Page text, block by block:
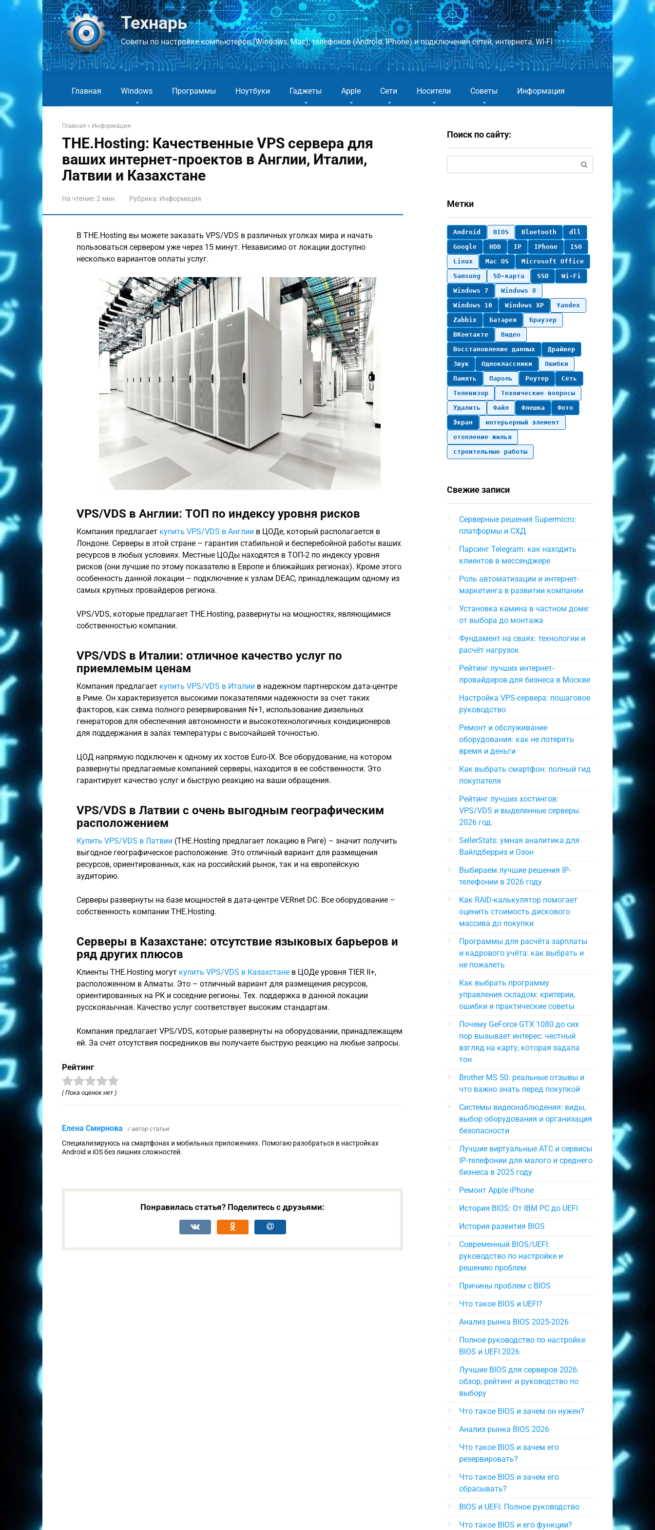
Перейти
Технарь
Советы по настройке компьютеров (Windows, Mac), телефонов (Android, IPhone) и подключения сетей, интернета, WI-FI
Главная Windows Программы Ноутбуки Гаджеты Apple Сети Носители Советы Информация
Главная » Информация
THE.Hosting: Качественные VPS сервера для
ваших интернет-проектов в Англии, Италии,
Латвии и Казахстане
На чтение:2 мин Рубрика: Информация
В THE.Hosting вы можете заказать VPS/VDS в различных уголках мира и начать
пользоваться сервером уже через 15 минут. Независимо от локации доступно
несколько вариантов оплаты услуг.
VPS/VDS в Англии: ТОП по индексу уровня рисков
Компания предлагает купить VPS/VDS в Англии в ЦОДе, который располагается в
Лондоне. Серверы в этой стране – гарантия стабильной и бесперебойной работы ваших
ресурсов в любых условиях. Местные ЦОДы находятся в ТОП-2 по индексу уровня
рисков (они лучшие по этому показателю в Европе и ближайших регионах). Кроме этого
особенность данной локации – подключение к узлам DEAC, принадлежащим одному из
самых крупных провайдеров региона.
VPS/VDS, которые предлагает THE.Hosting, развернуты на мощностях, являющимися
собственностью компании.
VPS/VDS в Италии: отличное качество услуг по
приемлемым ценам
Компания предлагает купить VPS/VDS в Италии в надежном партнерском дата-центре
в Риме. Он характеризуется высокими показателями надежности за счет таких
факторов, как схема полного резервирования N+1, использование дизельных
генераторов для обеспечения автономности и высокотехнологичных кондиционеров
для поддержания в залах температуры с высочайшей точностью.
ЦОД напрямую подключен к одному их хостов Euro-IX. Все оборудование, на котором
развернуты предлагаемые компанией серверы, находится в ее собственности. Это
гарантирует качество услуг и быструю реакцию на ваши обращения.
VPS/VDS в Латвии с очень выгодным географическим
расположением
Купить VPS/VDS в Латвии (THE.Hosting предлагает локацию в Риге) – значит получить
выгодное географическое расположение. Это отличный вариант для размещения
ресурсов, ориентированных, как на российский рынок, так и на европейскую
аудиторию.
Серверы развернуты на базе мощностей в дата-центре VERnet DC. Все оборудование –
собственность компании THE.Hosting.
Серверы в Казахстане: отсутствие языковых барьеров и
ряд других плюсов
Клиенты THE.Hosting могут купить VPS/VDS в Казахстане в ЦОДе уровня TIER II+,
расположенном в Алматы. Это – отличный вариант для размещения ресурсов,
ориентированных на РК и соседние регионы. Тех. поддержка в данной локации
русскоязычная. Качество услуг соответствует высоким стандартам.
Компания предлагает VPS/VDS, которые развернуты на оборудовании, принадлежащем
ей. За счет отсутствия посредников вы получаете быструю реакцию на любые запросы.
Рейтинг
( Пока оценок нет )
Елена Смирнова / автор статьи
Специализируюсь на смартфонах и мобильных приложениях. Помогаю разобраться в настройках
Android и iOS без лишних сложностей.
Понравилась статья? Поделитесь с друзьями:
Поиск по сайту:
Метки
Android BIOS Bluetooth
dll
Google
HDD IP IPhone
ISO
Linux
Mac OS
Microsoft Office
Samsung
SD-карта SSD
Wi-Fi
Windows 7
Windows 8
Windows 10
Windows XP
Yandex
Zabbix
Батарея
Браузер
ВКонтакте
Видео
Восстановление данных
Драйвер
Звук
Одноклассники
Ошибки
Память
Пароль Роутер
Сеть
Телевизор
Технические вопросы
Удалить
Файл Флешка
Фото
Экран
интерьерный элемент
отопление жилья
строительные работы
Свежие записи
Серверные решения Supermicro:
платформы и СХД
Парсинг Telegram: как находить
клиентов в мессенджере
Роль автоматизации и интернет-
маркетинга в развитии компании
Установка камина в частном доме:
от выбора до монтажа
Фундамент на сваях: технологии и
расчёт нагрузок
Рейтинг лучших интернет-
провайдеров для бизнеса в Москве
Настройка VPS-сервера: пошаговое
руководство
Ремонт и обслуживание
оборудования: как не потерять
время и деньги
Как выбрать смартфон: полный гид
покупателя
Рейтинг лучших хостингов:
VPS/VDS и выделенные серверы.
2026 год.
SellerStats: умная аналитика для
Вайлдберриз и Озон
Выбираем лучшие решения IP-
телефонии в 2026 году
Как RAID-калькулятор помогает
оценить стоимость дискового
массива до покупки
Программы для расчёта зарплаты
и кадрового учёта: как выбрать и
не пожалеть
Как выбрать программу
управления складом: критерии,
ошибки и практические советы
Почему GeForce GTX 1080 до сих
пор вызывает интерес: честный
взгляд на карту, которая задала
тон
Brother MS 50: реальные отзывы и
что важно знать перед покупкой
Системы видеонаблюдения: виды,
выбор оборудования и организация
безопасности
Лучшие виртуальные АТС и сервисы
IP-телефонии для малого и среднего
бизнеса в 2025 году
Ремонт Apple iPhone
История BIOS: От IBM PC до UEFI
История развития BIOS
Современный BIOS/UEFI:
руководство по настройке и
решению проблем
Причины проблем с BIOS
Что такое BIOS и UEFI?
Анализ рынка BIOS 2025-2026
Полное руководство по настройке
BIOS и UEFI 2026
Лучшие BIOS для серверов 2026:
обзор, рейтинг и руководство по
выбору
Что такое BIOS и зачем он нужен?
Анализ рынка BIOS 2026
Что такое BIOS и зачем его
резервировать?
Что такое BIOS и зачем его
сбрасывать?
BIOS и UEFI: Полное руководство
Что такое BIOS и его функции?